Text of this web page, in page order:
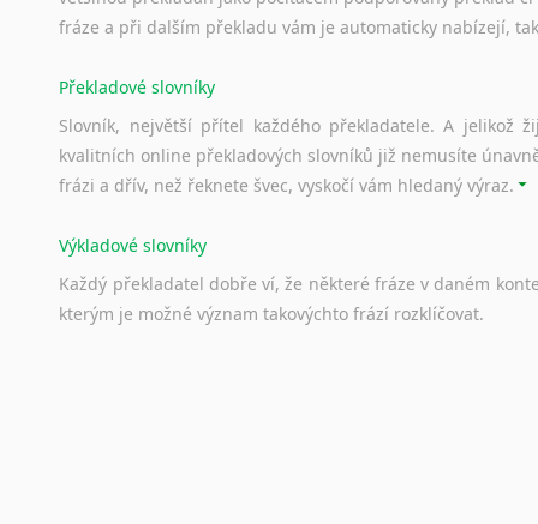
fráze a při dalším překladu vám je automaticky nabízejí,
Překladové slovníky
Slovník, největší přítel každého překladatele. A jelikož
kvalitních online překladových slovníků již nemusíte
frázi a dřív, než řeknete švec, vyskočí vám hledaný výraz.
Výkladové slovníky
Každý překladatel dobře ví, že některé fráze v daném
kterým je možné význam takovýchto frází rozklíčovat.